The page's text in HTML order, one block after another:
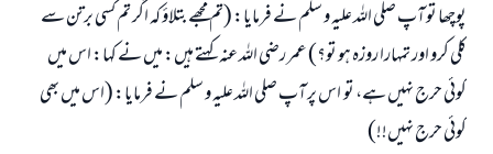
پوچھا تو آپ صلی اللہ علیہ و سلم نے فرمایا: (تم مجھے بتلاؤ کہ اگر تم کسی برتن سے
کلی کرو اور تمہارا روزہ ہو تو؟) عمر رضی اللہ عنہ کہتے ہیں: میں نے کہا: اس میں
کوئی حرج نہیں ہے، تو اس پر آپ صلی اللہ علیہ و سلم نے فرمایا: (اس میں بھی
کوئی حرج نہیں!!)